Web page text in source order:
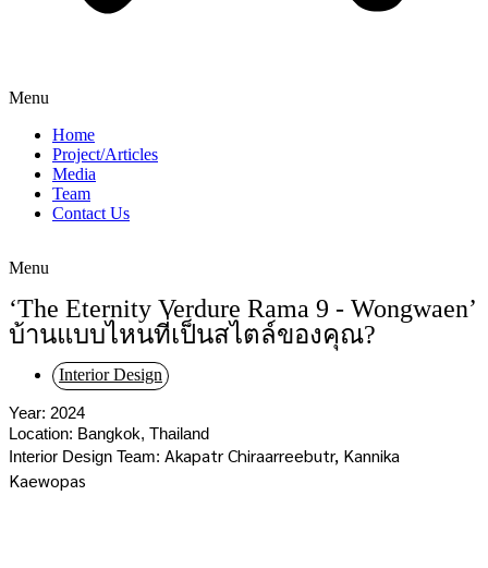
Menu
Home
Project/Articles
Media
Team
Contact Us
Menu
‘The Eternity Verdure Rama 9 - Wongwaen’
บ้านแบบไหนที่เป็นสไตล์ของคุณ?
Interior Design
Year: 2024
Location: Bangkok, Thailand
Interior Design Team: Akapatr Chiraarreebutr, Kannika
Kaewopas